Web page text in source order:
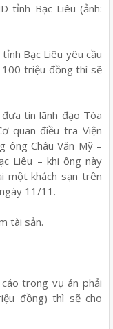
tỉnh Bạc Liêu (ảnh:
Bạc Liêu yêu cầu
triệu đồng thì sẽ
tin lãnh đạo Tòa
quan điều tra Viện
ông Châu Văn Mỹ –
Liêu – khi ông này
một khách sạn trên
11/11.
tài sản.
trong vụ án phải
đồng) thì sẽ cho